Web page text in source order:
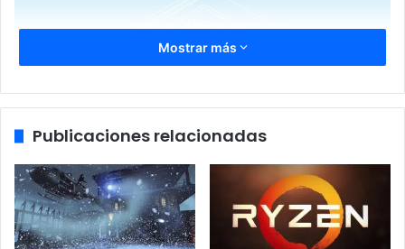
Intel estaría trabajando en
una solución para mitigar
SPOILER
Mostrar más
Publicaciones relacionadas